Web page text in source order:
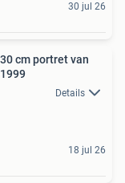
30 jul 26
cm portret van
Details
18 jul 26